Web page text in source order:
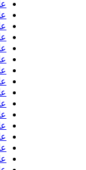
علی
علی
علی
علی ملک
علی
علی
علی یگانه
علیرضا آذر
علیرضا
علیرضا
علیرضا
علیرضا
علیرضا
علیرضا
علیرضا